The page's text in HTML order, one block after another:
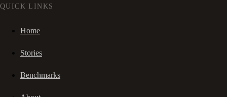
QUICK LINKS
Home
Stories
Benchmarks